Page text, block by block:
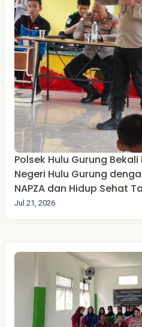
Polsek Hulu Gurung Bekali
Negeri Hulu Gurung
NAPZA dan Hidup Sehat
Jul 21, 2026